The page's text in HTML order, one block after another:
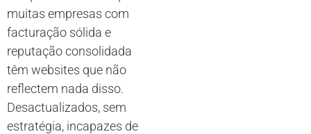
muitas empresas com
facturação sólida e
reputação consolidada
têm websites que não
reflectem nada disso.
Desactualizados, sem
estratégia, incapazes de